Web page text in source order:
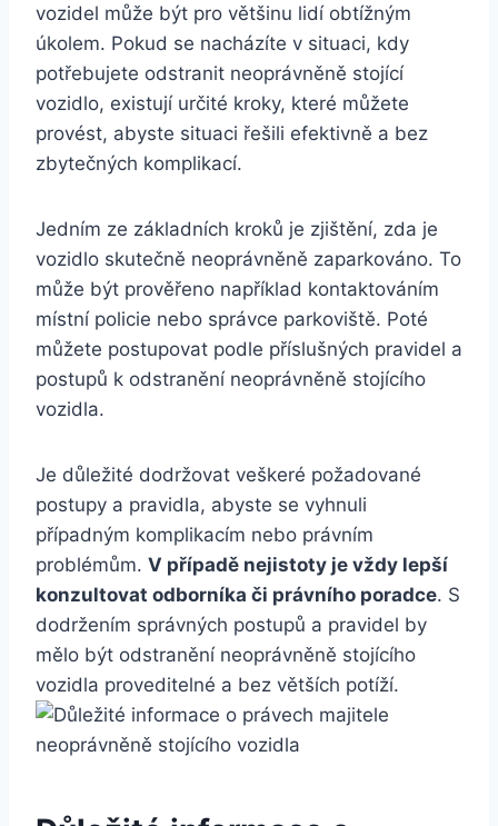
vozidel může být pro většinu lidí obtížným
úkolem. Pokud se nacházíte v situaci, kdy
potřebujete odstranit neoprávněně stojící
vozidlo, existují určité kroky, které můžete
provést, abyste situaci řešili efektivně a bez
zbytečných komplikací.
Jedním ze základních kroků je zjištění, zda je
vozidlo skutečně neoprávněně zaparkováno. To
může být prověřeno například kontaktováním
místní policie nebo správce parkoviště. Poté
můžete postupovat podle příslušných pravidel a
postupů k odstranění neoprávněně stojícího
vozidla.
Je důležité dodržovat veškeré požadované
postupy a pravidla, abyste se vyhnuli
případným komplikacím nebo právním
problémům. V případě nejistoty je vždy lepší
konzultovat odborníka či právního poradce. S
dodržením správných postupů a pravidel by
mělo být odstranění neoprávněně stojícího
vozidla proveditelné a bez větších potíží.